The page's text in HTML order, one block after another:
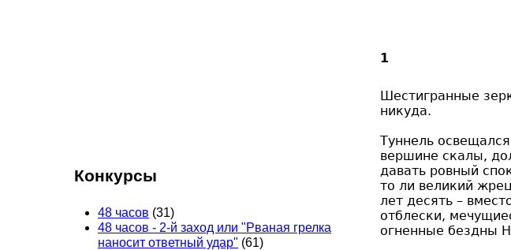
1
Шестигранные
никуда.
Туннель
вершине скалы,
давать ровный
то ли великий
лет десять –
отблески,
огненные бездны
Конкурсы
48 часов (31)
48 часов - 2-й заход или "Рваная грелка
наносит ответный удар" (61)